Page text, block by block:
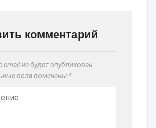
комментарий
email не будет опубликован.
поля помечены *